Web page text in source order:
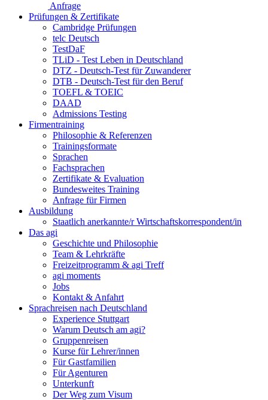
Anfrage
Prüfungen & Zertifikate
Cambridge Prüfungen
telc Deutsch
TestDaF
TLiD - Test Leben in Deutschland
DTZ - Deutsch-Test für Zuwanderer
DTB - Deutsch-Test für den Beruf
TOEFL & TOEIC
DAAD
Admissions Testing
Firmentraining
Philosophie & Referenzen
Trainingsformate
Sprachen
Fachsprachen
Zertifikate & Evaluation
Bundesweites Training
Anfrage für Firmen
Ausbildung
Staatlich anerkannte/r Wirtschaftskorrespondent/in
Das agi
Geschichte und Philosophie
Team & Lehrkräfte
Freizeitprogramm & agi Treff
agi moments
Jobs
Kontakt & Anfahrt
Sprachreisen nach Deutschland
Experience Stuttgart
Warum Deutsch am agi?
Gruppenreisen
Kurse für Lehrer/innen
Für Gastfamilien
Für Agenturen
Unterkunft
Der Weg zum Visum